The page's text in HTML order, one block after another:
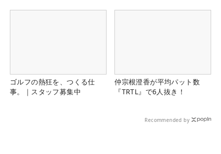
ゴルフの熱狂を、つくる仕
事。｜スタッフ募集中
仲宗根澄香が平均パット数
『TRTL』で6人抜き！
Recommended by